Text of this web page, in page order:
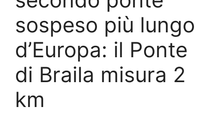
sospeso più lungo
d’Europa: il Ponte
di Braila misura 2
km